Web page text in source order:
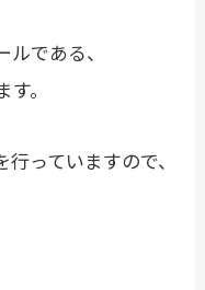
である、
。
っていますので、